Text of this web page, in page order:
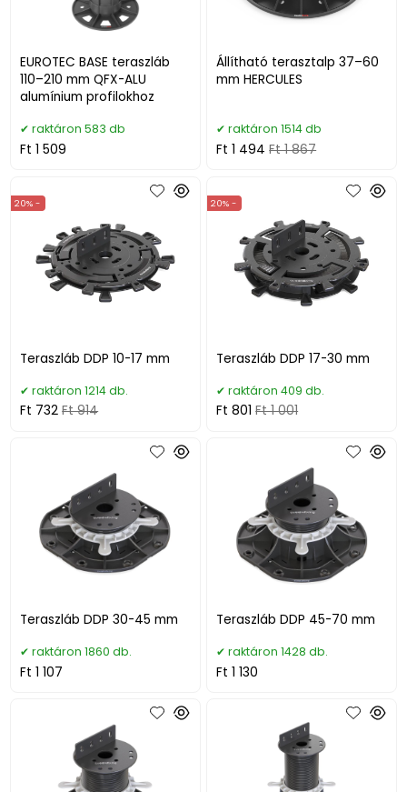
EUROTEC BASE teraszláb
110–210 mm QFX-ALU
alumínium profilokhoz
raktáron 583 db
Ft 1 509
Állítható terasztalp 37–60
mm HERCULES
raktáron 1514 db
Ft 1 494 Ft 1 867
Teraszláb DDP 10-17 mm
20% -
raktáron 1214 db.
Ft 732 Ft 914
Teraszláb DDP 17-30 mm
20% -
raktáron 409 db.
Ft 801 Ft 1 001
Teraszláb DDP 30-45 mm
raktáron 1860 db.
Ft 1 107
Teraszláb DDP 45-70 mm
raktáron 1428 db.
Ft 1 130